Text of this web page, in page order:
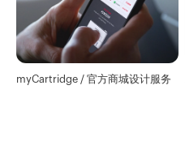
myCartridge / 官方商城设计服务